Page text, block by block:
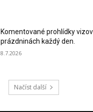
Komentované prohlídky
prázdninách každý den.
8.7.2026
Načíst další